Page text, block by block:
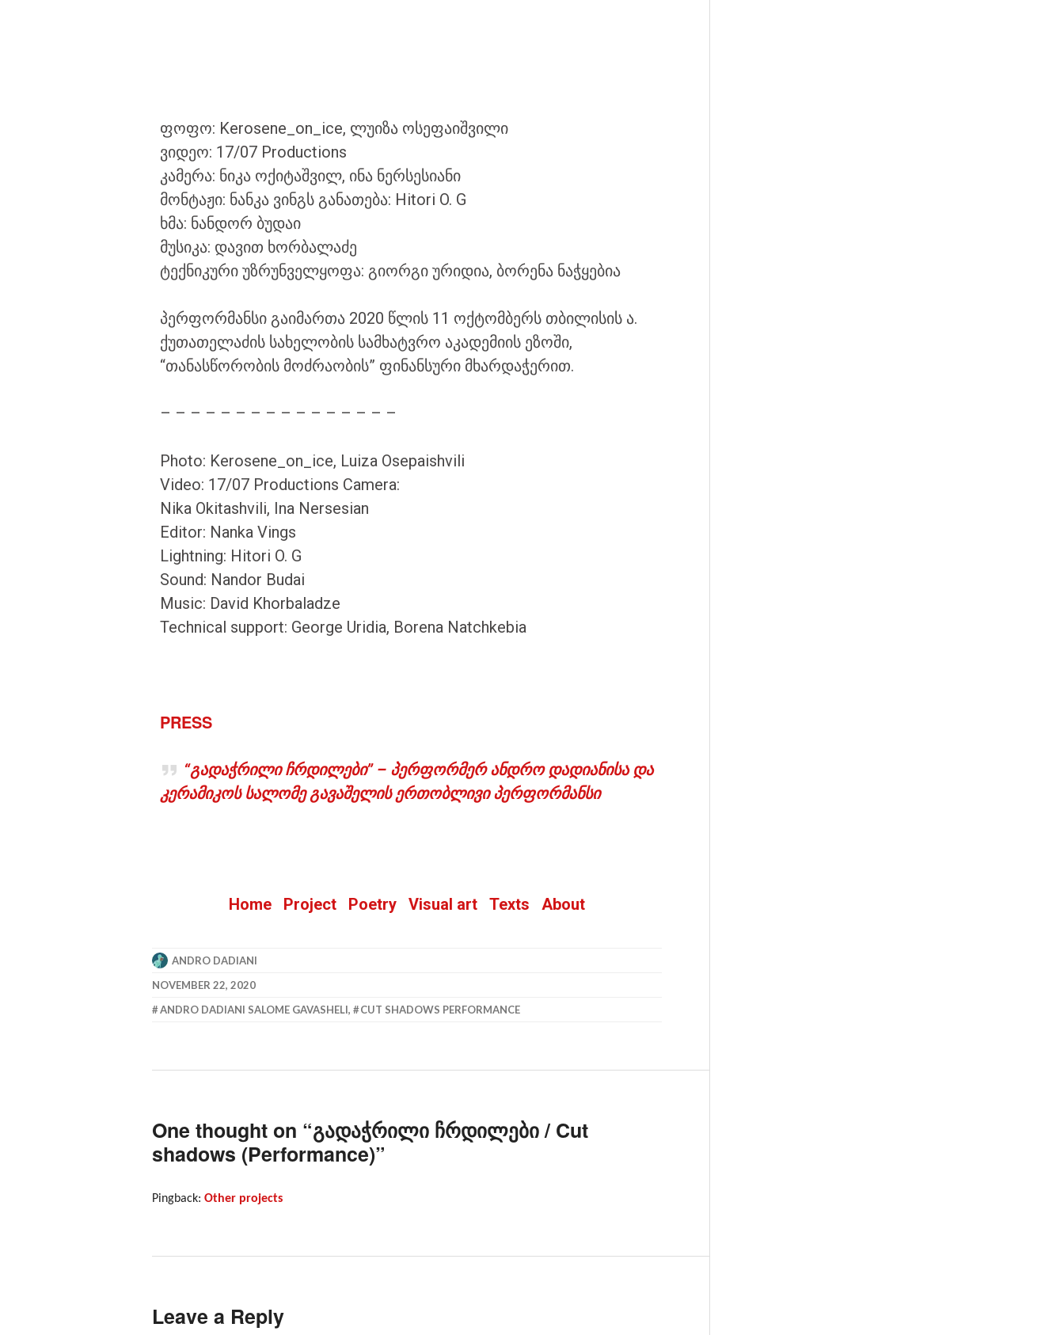
ფოფო: Kerosene_on_ice, ლუიზა ოსეფაიშვილი
ვიდეო: 17/07 Productions
კამერა: ნიკა ოქიტაშვილ, ინა ნერსესიანი
მონტაჟი: ნანკა ვინგს განათება: Hitori O. G
ხმა: ნანდორ ბუდაი
მუსიკა: დავით ხორბალაძე
ტექნიკური უზრუნველყოფა: გიორგი ურიდია, ბორენა ნაჭყებია
პერფორმანსი გაიმართა 2020 წლის 11 ოქტომბერს თბილისის ა.
ქუთათელაძის სახელობის სამხატვრო აკადემიის ეზოში,
“თანასწორობის მოძრაობის” ფინანსური მხარდაჭერით.
– – – – – – – – – – – – – – – –
Photo: Kerosene_on_ice, Luiza Osepaishvili
Video: 17/07 Productions Camera:
Nika Okitashvili, Ina Nersesian
Editor: Nanka Vings
Lightning: Hitori O. G
Sound: Nandor Budai
Music: David Khorbaladze
Technical support: George Uridia, Borena Natchkebia
PRESS
“გადაჭრილი ჩრდილები” – პერფორმერ ანდრო დადიანისა და
კერამიკოს სალომე გავაშელის ერთობლივი პერფორმანსი
Home Project Poetry Visual art Texts About
ANDRO DADIANI
NOVEMBER 22, 2020
ANDRO DADIANI SALOME GAVASHELI, CUT SHADOWS PERFORMANCE
One thought on “გადაჭრილი ჩრდილები / Cut
shadows (Performance)”
Pingback: Other projects
Leave a Reply